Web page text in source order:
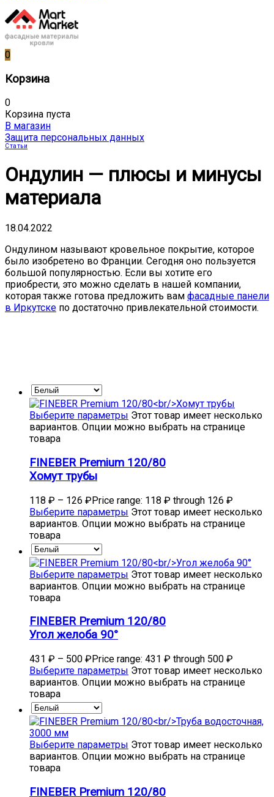
0
Корзина
0
Корзина пуста
В магазин
Защита персональных данных
Статьи
Ондулин — плюсы и минусы
материала
18.04.2022
Ондулином называют кровельное покрытие, которое
было изобретено во Франции. Сегодня оно пользуется
большой популярностью. Если вы хотите его
приобрести, это можно сделать в нашей компании,
которая также готова предложить вам фасадные панели
в Иркутске по достаточно привлекательной стоимости.
Выберите параметры Этот товар имеет несколько
вариантов. Опции можно выбрать на странице
товара
FINEBER Premium 120/80
Хомут трубы
118 ₽ – 126 ₽Price range: 118 ₽ through 126 ₽
Выберите параметры Этот товар имеет несколько
вариантов. Опции можно выбрать на странице
товара
Выберите параметры Этот товар имеет несколько
вариантов. Опции можно выбрать на странице
товара
FINEBER Premium 120/80
Угол желоба 90°
431 ₽ – 500 ₽ Price range: 431 ₽ through 500 ₽
Выберите параметры Этот товар имеет несколько
вариантов. Опции можно выбрать на странице
товара
Выберите параметры Этот товар имеет несколько
вариантов. Опции можно выбрать на странице
товара
FINEBER Premium 120/80